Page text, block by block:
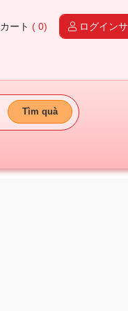
ート ( 0) ログイン
Tìm quà